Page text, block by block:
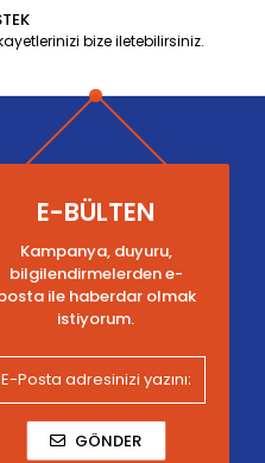
bize iletebilirsiniz.
E-BÜLTEN
Kampanya, duyuru,
bilgilendirmelerden e-
ile haberdar olmak
istiyorum.
GÖNDER